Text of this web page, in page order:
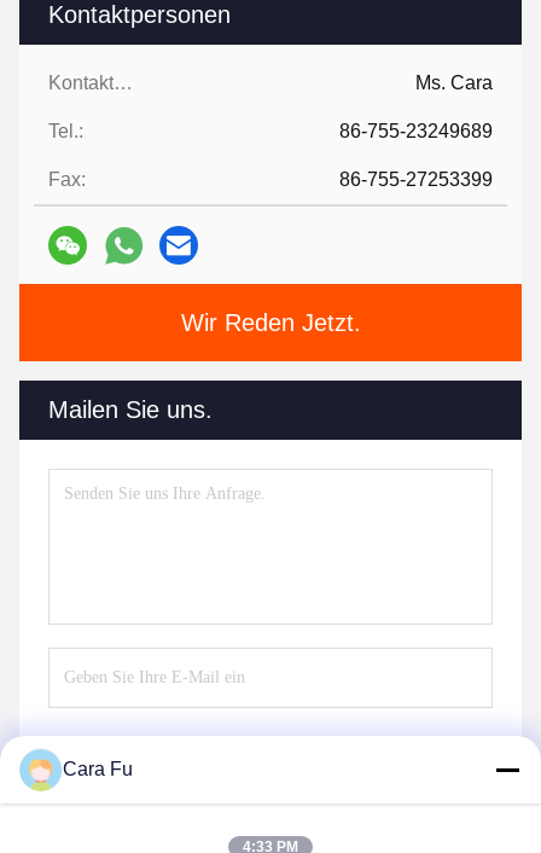
Kontaktpersonen
Kontaktpersonen: Ms. Cara
Tel.: 86-755-23249689
Fax: 86-755-27253399
Wir Reden Jetzt.
Mailen Sie uns.
Cara Fu
4:33 PM